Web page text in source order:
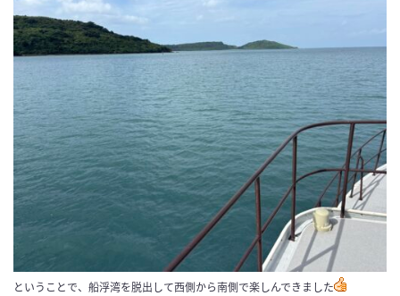
ということで、船浮湾を脱出して西側から南側で楽しんできました